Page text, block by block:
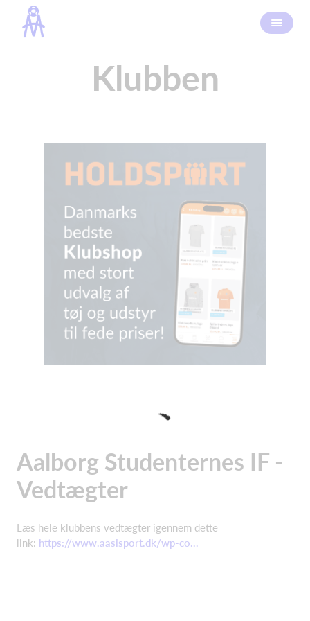
Klubben
Aalborg Studenternes IF -
Vedtægter
Læs hele klubbens vedtægter igennem dette
link: https://www.aasisport.dk/wp-co...